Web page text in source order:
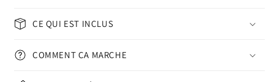
CE QUI EST INCLUS
COMMENT ÇA MARCHE